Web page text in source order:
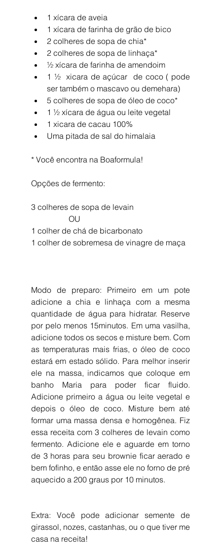
1 xícara de aveia
1 xícara de farinha de grão de bico
2 colheres de sopa de chia*
2 colheres de sopa de linhaça*
½ xícara de farinha de amendoim
1 ½  xicara de açúcar  de coco ( pode
ser também o mascavo ou demehara)
5 colheres de sopa de óleo de coco*
1 ½ xícara de água ou leite vegetal
1 xicara de cacau 100%
Uma pitada de sal do himalaia
* Você encontra na Boaformula!
Opções de fermento:
3 colheres de sopa de levain
                   OU
1 colher de chá de bicarbonato
1 colher de sobremesa de vinagre de maça
Modo de preparo: Primeiro em um pote
adicione a chia e linhaça com a mesma
quantidade de água para hidratar. Reserve
por pelo menos 15minutos. Em uma vasilha,
adicione todos os secos e misture bem. Com
as temperaturas mais frias, o óleo de coco
estará em estado sólido. Para melhor inserir
ele na massa, indicamos que coloque em
banho Maria para poder ficar fluido.
Adicione primeiro a água ou leite vegetal e
depois o óleo de coco. Misture bem até
formar uma massa densa e homogênea. Fiz
essa receita com 3 colheres de levain como
fermento. Adicione ele e aguarde em torno
de 3 horas para seu brownie ficar aerado e
bem fofinho, e então asse ele no forno de pré
aquecido a 200 graus por 10 minutos.
Extra: Você pode adicionar semente de
girassol, nozes, castanhas, ou o que tiver me
casa na receita!